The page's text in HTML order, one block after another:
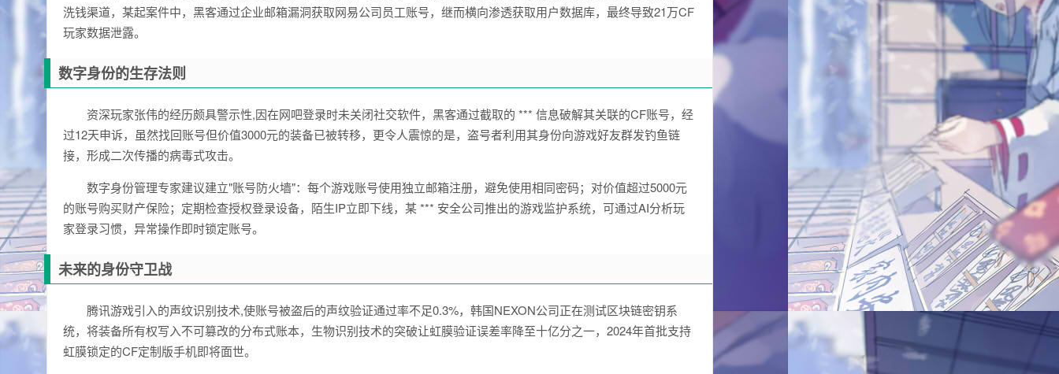
洗钱渠道，某起案件中，黑客通过企业邮箱漏洞获取网易公司员工账号，继而横向渗透获取用户数据库，最终导致21万CF
玩家数据泄露。
数字身份的生存法则
资深玩家张伟的经历颇具警示性,因在网吧登录时未关闭社交软件，黑客通过截取的 *** 信息破解其关联的CF账号，经
过12天申诉，虽然找回账号但价值3000元的装备已被转移，更令人震惊的是，盗号者利用其身份向游戏好友群发钓鱼链
接，形成二次传播的病毒式攻击。
数字身份管理专家建议建立"账号防火墙"：每个游戏账号使用独立邮箱注册，避免使用相同密码；对价值超过5000元
的账号购买财产保险；定期检查授权登录设备，陌生IP立即下线，某 *** 安全公司推出的游戏监护系统，可通过AI分析玩
家登录习惯，异常操作即时锁定账号。
未来的身份守卫战
腾讯游戏引入的声纹识别技术,使账号被盗后的声纹验证通过率不足0.3%，韩国NEXON公司正在测试区块链密钥系
统，将装备所有权写入不可篡改的分布式账本，生物识别技术的突破让虹膜验证误差率降至十亿分之一，2024年首批支持
虹膜锁定的CF定制版手机即将面世。